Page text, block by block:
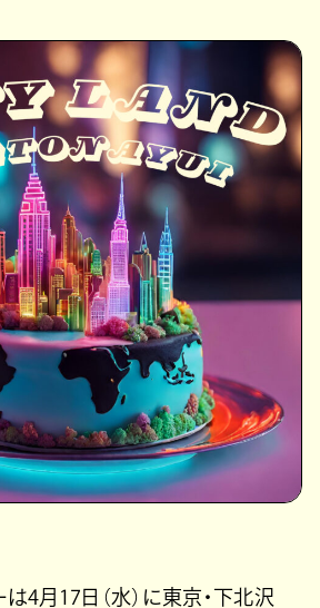
4月17日（水）に東京・下北沢